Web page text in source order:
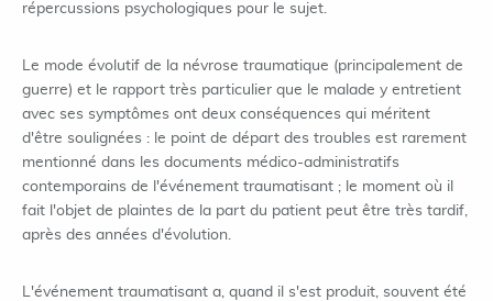
répercussions psychologiques pour le sujet.
Le mode évolutif de la névrose traumatique (principalement de
guerre) et le rapport très particulier que le malade y entretient
avec ses symptômes ont deux conséquences qui méritent
d'être soulignées : le point de départ des troubles est rarement
mentionné dans les documents médico-administratifs
contemporains de l'événement traumatisant ; le moment où il
fait l'objet de plaintes de la part du patient peut être très tardif,
après des années d'évolution.
L'événement traumatisant a, quand il s'est produit, souvent été